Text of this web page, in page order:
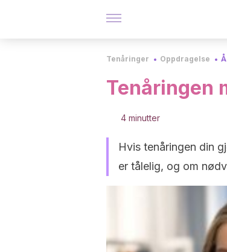
Tenåringer Oppdragelse
Tenåringen
4 minutter
Hvis tenåringen din
er tålelig, og om